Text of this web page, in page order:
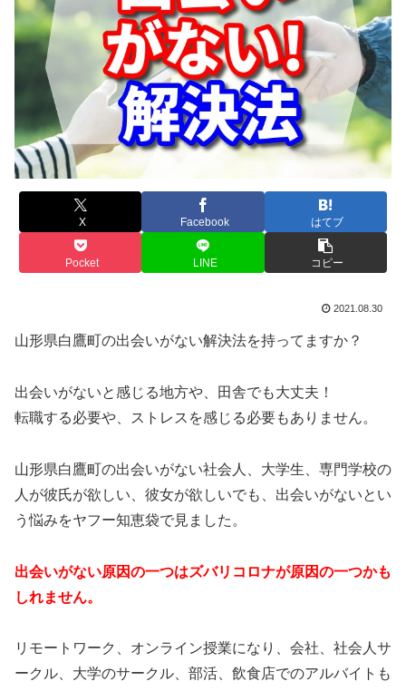
X Facebook はてブ
Pocket LINE コピー
2021.08.30
山形県白鷹町の出会いがない解決法を持ってますか？
出会いがないと感じる地方や、田舎でも大丈夫！
転職する必要や、ストレスを感じる必要もありません。
山形県白鷹町の出会いがない社会人、大学生、専門学校の
人が彼氏が欲しい、彼女が欲しいでも、出会いがないとい
う悩みをヤフー知恵袋で見ました。
出会いがない原因の一つはズバリコロナが原因の一つかも
しれません。
リモートワーク、オンライン授業になり、会社、社会人サ
ークル、大学のサークル、部活、飲食店でのアルバイトも